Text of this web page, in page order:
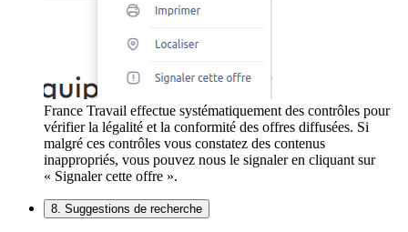
France Travail effectue systématiquement des contrôles pour
vérifier la légalité et la conformité des offres diffusées. Si
malgré ces contrôles vous constatez des contenus
inappropriés, vous pouvez nous le signaler en cliquant sur
« Signaler cette offre ».
8. Suggestions de recherche